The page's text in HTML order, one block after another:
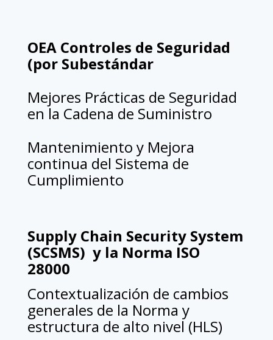
OEA Controles de Seguridad
(por Subestándar
Mejores Prácticas de Seguridad
en la Cadena de Suministro
Mantenimiento y Mejora
continua del Sistema de
Cumplimiento
Supply Chain Security System
(SCSMS) y la Norma ISO
28000
Contextualización de cambios
generales de la Norma y
estructura de alto nivel (HLS)